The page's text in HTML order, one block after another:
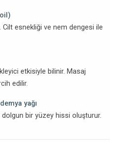
Cilt esnekliği ve nem dengesi ile
etkisiyle bilinir. Masaj
edilir.
yağı
bir yüzey hissi oluşturur.